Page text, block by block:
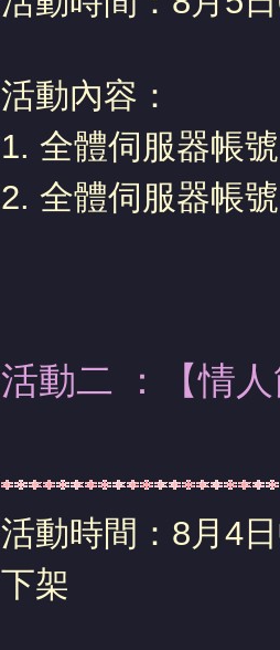
活動內容：
1. 全體伺服器帳
2. 全體伺服器帳
活動二 ：【情
活動時間：8月4
下架